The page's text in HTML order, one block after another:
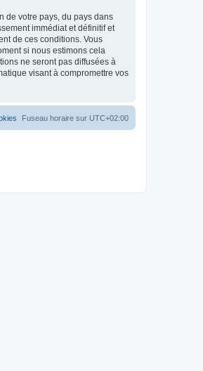
de votre pays, du pays dans
immédiat et définitif et
de ces conditions. Vous
si nous estimons cela
ne seront pas diffusées à
visant à compromettre vos
Fuseau horaire sur UTC+02:00